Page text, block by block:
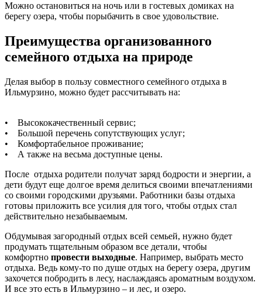
Можно остановиться на ночь или в гостевых домиках на
берегу озера, чтобы порыбачить в свое удовольствие.
Преимущества организованного
семейного отдыха на природе
Делая выбор в пользу совместного семейного отдыха в
Ильмурзино, можно будет рассчитывать на:
• Высококачественный сервис;
• Большой перечень сопутствующих услуг;
• Комфортабельное проживание;
• А также на весьма доступные цены.
После отдыха родители получат заряд бодрости и энергии, а
дети будут еще долгое время делиться своими впечатлениями
со своими городскими друзьями. Работники базы отдыха
готовы приложить все усилия для того, чтобы отдых стал
действительно незабываемым.
Обдумывая загородный отдых всей семьей, нужно будет
продумать тщательным образом все детали, чтобы
комфортно провести выходные. Например, выбрать место
отдыха. Ведь кому-то по душе отдых на берегу озера, другим
захочется побродить в лесу, наслаждаясь ароматным воздухом.
И все это есть в Ильмурзино – и лес, и озеро.